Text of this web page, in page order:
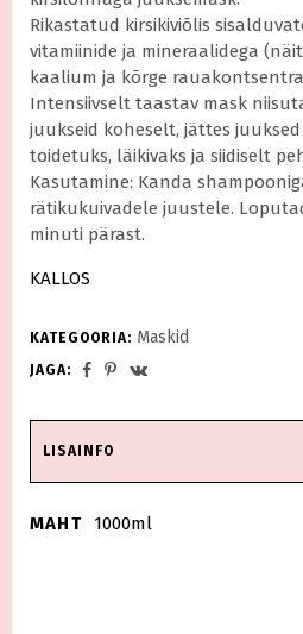
Rikastatud kirsikiviõlis sisalduvate
vitamiinide ja mineraalidega
kaalium ja kõrge
Intensiivselt taastav mask
juukseid koheselt, jättes
toidetuks, läikivaks ja siidiselt
Kasutamine: Kanda
rätikukuivadele juustele.
minuti pärast.
KALLOS
KATEGOORIA: Maskid
JAGA:
LISAINFO
MAHT 1000ml